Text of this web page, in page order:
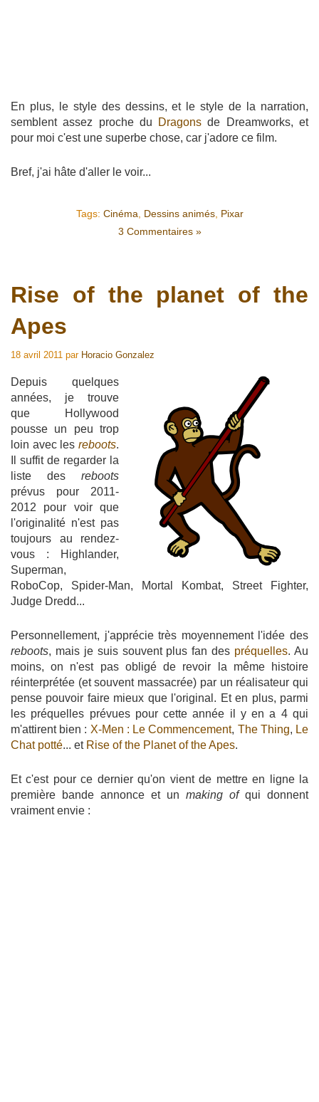
En plus, le style des dessins, et le style de la narration,
semblent assez proche du
Dragons de Dreamworks, et
pour moi c'est une superbe chose, car j'adore ce film.
Bref, j'ai hâte d'aller le voir...
Tags: Cinéma Dessins animés, Pixar
3 Commentaires »
Rise of the planet of the
Apes
18 avril 2011 par Horacio Gonzalez
Depuis quelques
années, je trouve
que Hollywood
pousse un peu trop
loin avec les reboots.
Il suffit de regarder la
liste des reboots
prévus pour 2011-
2012 pour voir que
l'originalité n'est pas
toujours au rendez-
vous : Highlander,
Superman,
RoboCop, Spider-Man, Mortal Kombat, Street Fighter,
Judge Dredd...
Personnellement, j'apprécie très moyennement l'idée des
reboots, mais je suis souvent plus fan des préquelles. Au
moins, on n'est pas obligé de revoir la même histoire
réinterprétée (et souvent massacrée) par un réalisateur qui
pense pouvoir faire mieux que l'original. Et en plus, parmi
les préquelles prévues pour cette année il y en a 4 qui
m'attirent bien : X-Men : Le Commencement, The Thing, Le
Chat potté... et Rise of the Planet of the Apes.
Et c'est pour ce dernier qu'on vient de mettre en ligne la
première bande annonce et un making ofqui donnent
vraiment envie :